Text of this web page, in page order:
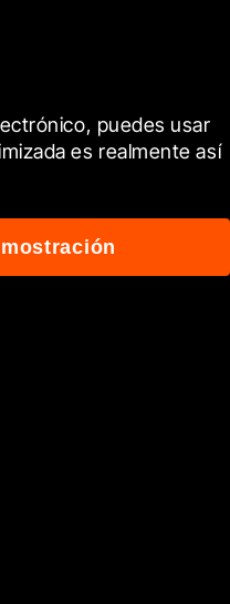
puedes usar
es realmente así